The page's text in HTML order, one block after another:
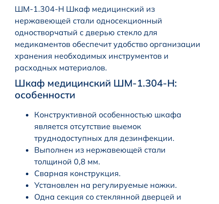
ШМ-1.304-Н Шкаф медицинский из
нержавеющей стали односекционный
одностворчатый с дверью стекло для
медикаментов обеспечит удобство организации
хранения необходимых инструментов и
расходных материалов.
Шкаф медицинский ШМ-1.304-Н:
особенности
Конструктивной особенностью шкафа
является отсутствие выемок
труднодоступных для дезинфекции.
Выполнен из нержавеющей стали
толщиной 0,8 мм.
Сварная конструкция.
Установлен на регулируемые ножки.
Одна секция со стеклянной дверцей и